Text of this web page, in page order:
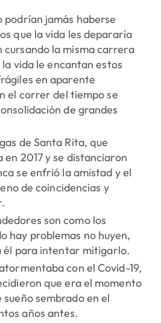
podrían jamás haberse
que la vida les depararía
cursando la misma carrera
vida le encantan estos
en aparente
el correr del tiempo se
de grandes
de Santa Rita, que
2017 y se distanciaron
se enfrió la amistad y el
de coincidencias y
son como los
hay problemas no huyen,
él para intentar mitigarlo.
con el Covid-19,
que era el momento
sembrado en el
años antes.